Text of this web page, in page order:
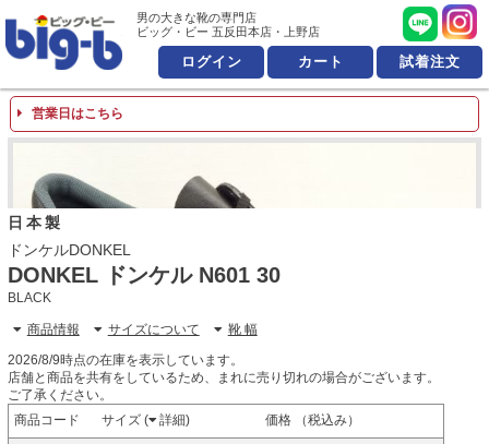
男の大きな靴の専門店 ビッ
男の大きな靴の専門店
ビッグ・ビー 五反田本店・上野店
ログイン カート 試着注文
営業日はこちら
日本製
ドンケルDONKEL
DONKEL ドンケル N601 30
BLACK
商品情報 サイズについて 靴 幅
2026/8/9時点の在庫を表示しています。
店舗と商品を共有をしているため、まれに売り切れの場合がございます。
ご了承ください。
商品コード
サイズ ( 詳細) 価格 （税込み）